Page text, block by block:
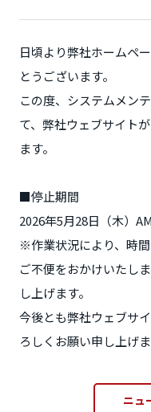
日頃より弊社ホームペ
とうございます。
この度、システムメン
て、弊社ウェブサイト
ます。
■停止期間
2026年5月28日（木）
※作業状況により、時間
ご不便をおかけいたし
し上げます。
今後とも弊社ウェブサ
ろしくお願い申し上げま
ニュ